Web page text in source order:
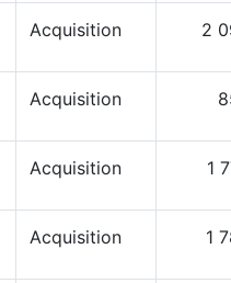
Acquisition 2
Acquisition
Acquisition 1
Acquisition 1